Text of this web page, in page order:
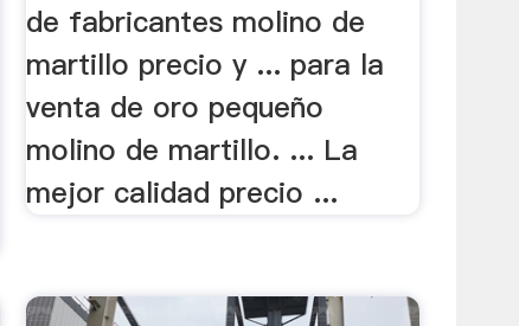
de fabricantes molino de
martillo precio y ... para la
venta de oro pequeño
molino de martillo. ... La
mejor calidad precio ...